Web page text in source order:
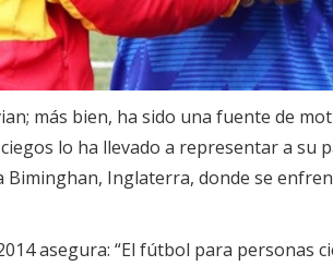
más bien, ha sido una fuente de
lo ha llevado a representar a su
Inglaterra, donde se
asegura: “El fútbol para personas